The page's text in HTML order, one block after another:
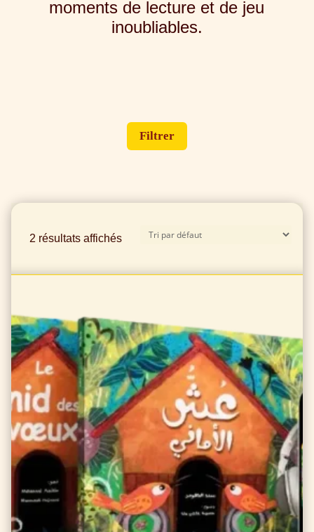
moments de lecture et de jeu
inoubliables.
Filtrer
2 résultats affichés